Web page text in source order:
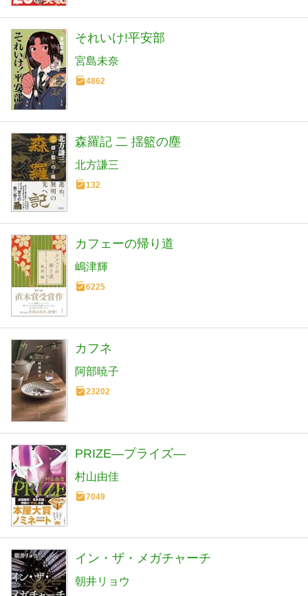
それいけ!平安部
宮島未奈
4862
森羅記 二 揺籃の塵
北方謙三
132
カフェーの帰り道
嶋津輝
6225
カフネ
阿部暁子
23202
PRIZE―プライズ―
村山由佳
7049
イン・ザ・メガチャーチ
朝井リョウ